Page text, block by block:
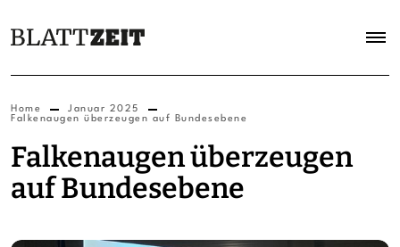
Home
Januar 2025
Falkenaugen überzeugen auf Bundesebene
Falkenaugen überzeugen
auf Bundesebene